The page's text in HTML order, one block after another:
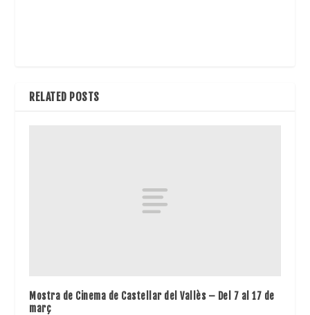
RELATED POSTS
Mostra de Cinema de Castellar del Vallès – Del 7 al 17 de
març